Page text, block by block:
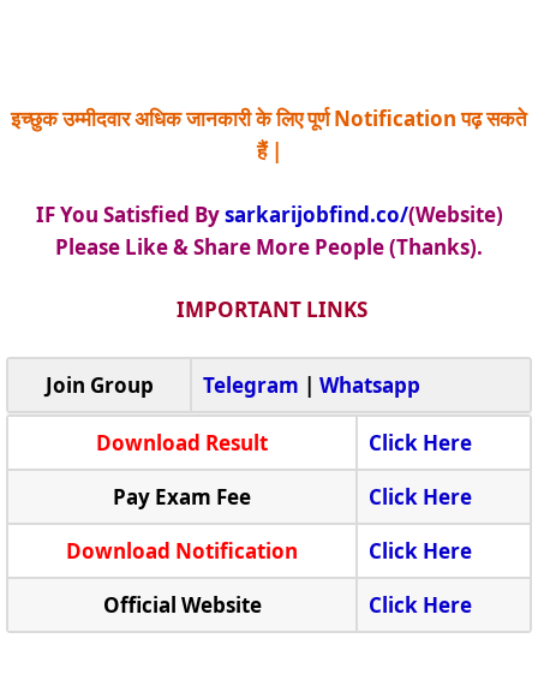
इच्छुक उम्मीदवार अधिक जानकारी के लिए पूर्ण Notification पढ़ सकते
हैं |
IF You Satisfied Bysarkarijobfind.co/(Website)
Please Like & Share More People (Thanks).
IMPORTANT LINKS
Join Group Telegram | Whatsapp
Download Result
Click Here
Pay Exam Fee
Click Here
Download Notification
Click Here
Official Website
Click Here